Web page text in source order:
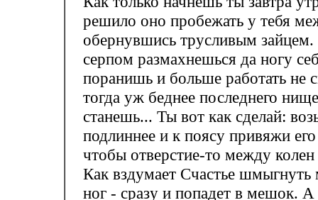
решило оно пробежать у тебя
обернувшись трусливым
серпом размахнешься да ногу
поранишь и больше работать не
тогда уж беднее последнего
станешь... Ты вот как сделай:
подлиннее и к поясу привяжи
чтобы отверстие-то между колен
Как вздумает Счастье
ног - сразу и попадет в мешок.